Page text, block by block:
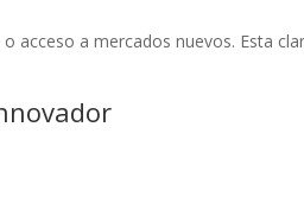
acceso a mercados nuevos. Esta